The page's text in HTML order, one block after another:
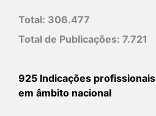
Total: 306.477
Total de Publicações: 7.721
925 Indicações profissionais
em âmbito nacional